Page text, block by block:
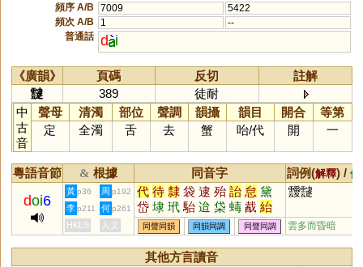
頻序 A/B
7009
5422
頻次 A/B
1
--
普通話 d i
《廣韻》 頁碼 反切
註解
靆
389
徒耐
中
古
音
聲母 清濁 部位 聲調 韻攝 韻目 開合
等第
定
全濁 舌 去 蟹 咍/代 開 一
粵語音節 & 根據 同音字 詞例(解釋) / 備
doi6
黃 p36 周 p192 代 待 隸 袋 逮 殆 詒 怠 黛
岱 埭 玳 駘 迨 柋 蝳 酨 紿
祋
靉靆
李 p211 何 p261
HKLS 人文 同聲同韻 同韻同調 同聲同調 雲多而昏暗
其他方言讀音